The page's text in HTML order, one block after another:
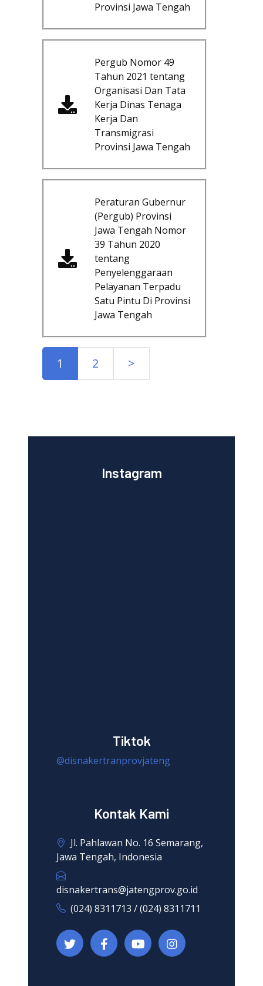
Provinsi Jawa Tengah
Pergub Nomor 49
Tahun 2021 tentang
Organisasi Dan Tata
Kerja Dinas Tenaga
Kerja Dan
Transmigrasi
Provinsi Jawa Tengah
Peraturan Gubernur
(Pergub) Provinsi
Jawa Tengah Nomor
39 Tahun 2020
tentang
Penyelenggaraan
Pelayanan Terpadu
Satu Pintu Di Provinsi
Jawa Tengah
1 2 >
Instagram
Tiktok
@disnakertranprovjateng
Kontak Kami
Jl. Pahlawan No. 16 Semarang,
Jawa Tengah, Indonesia
disnakertrans@jatengprov.go.id
(024) 8311713 / (024) 8311711